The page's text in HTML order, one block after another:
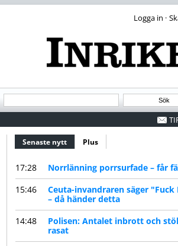
·
Senaste nytt (aktiv flik)
Plus
17:28
Norrlänning porrsurfade – får
15:46
Ceuta-invandraren säger "Fuck
– då händer detta
14:48
Polisen: Antalet inbrott och
rasat